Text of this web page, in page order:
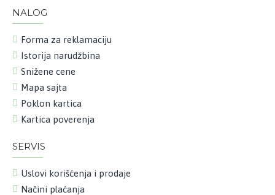
NALOG
Forma za reklamaciju
Istorija narudžbina
Snižene cene
Mapa sajta
Poklon kartica
Kartica poverenja
SERVIS
Uslovi korišćenja i prodaje
Načini plaćanja